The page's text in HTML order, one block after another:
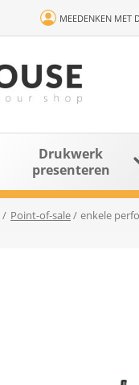
MEEDENKEN MET
Drukwerk
presenteren
/ Point-of-sale/ enkele